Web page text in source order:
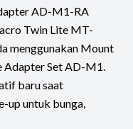
AD-M1-RA
Twin Lite MT-
menggunakan Mount
Set AD-M1.
baru saat
up untuk bunga,